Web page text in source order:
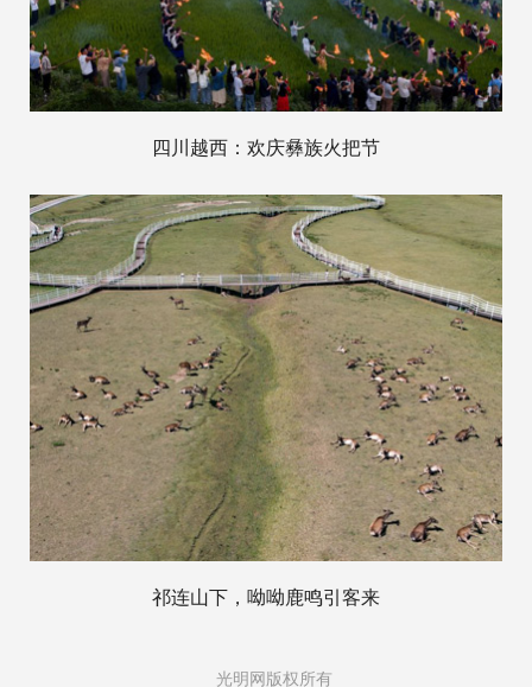
四川越西：欢庆彝族火把节
祁连山下，呦呦鹿鸣引客来
光明网版权所有